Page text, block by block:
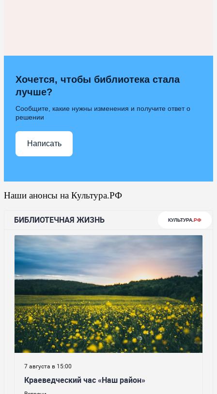
Хочется, чтобы библиотека стала
лучше?
Сообщите, какие нужны изменения и получите ответ о
решении
Написать
Наши анонсы на Культура.РФ